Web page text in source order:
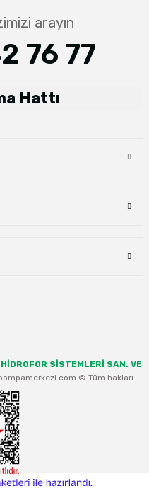
arayın
76 77
Hattı
SİSTEMLERİ SAN. VE
© Tüm hakları
e-